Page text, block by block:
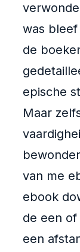
was
de
epische
Maar
van me
ebook
de een of
een